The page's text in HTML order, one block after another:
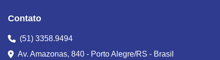
Contato
(51) 3358.9494
Av. Amazonas, 840 - Porto Alegre/RS - Brasil